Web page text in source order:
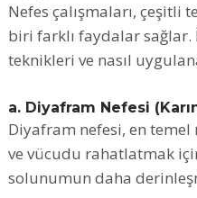
Nefes çalışmaları, çeşitli
biri farklı faydalar sağlar.
teknikleri ve nasıl
a. Diyafram Nefesi
Diyafram nefesi, en
ve vücudu rahatlatmak
solunumun daha